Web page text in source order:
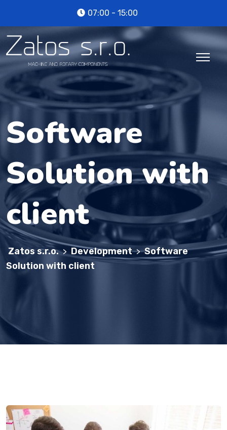
07:00 - 15:00
Software
Solution with
client
Zatos s.r.o. > Development > Software
Solution with client